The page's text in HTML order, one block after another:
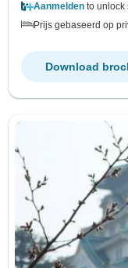
Aanmelden to unlock
Prijs gebaseerd op
Download